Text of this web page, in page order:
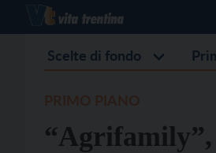
Scelte di fondo
“Agrifamily”,